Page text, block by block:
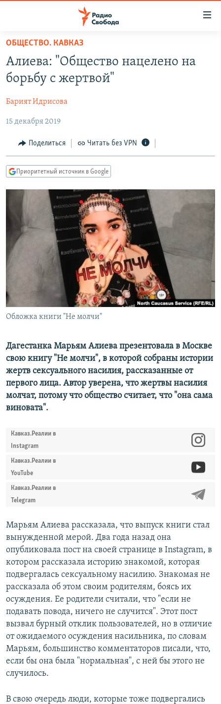
упрощенного
доступа
Вернуться
основному
Вернутся
главной
навигации
Вернутся
поиску
ПРОГРАММЫ
ПОДКАСТЫ
АВТОРСКИЕ ПРОЕКТЫ
ЦИТАТЫ СВОБОДЫ
МНЕНИЯ
КУЛЬТУРА
IDEL.РЕАЛИИ
КАВКАЗ.РЕАЛИИ
СЕВЕР.РЕАЛИИ
СИБИРЬ.РЕАЛИИ
РАСПИСАНИЕ ВЕЩАНИЯ
ПОДПИШИТЕСЬ НА РАССЫЛКУ
СОЦИАЛЬНЫЕ СЕТИ
Все сайты РСЕ/РС
ОБЩЕСТВО. КАВКАЗ
Алиева: "Общество нацелено на
борьбу с жертвой"
Барият Идрисова
15 декабря 2019
Поделиться Читать без VPN
Приоритетный источник в Google
Обложка книги "Не молчи"
Дагестанка Марьям Алиева презентовала в Москве
свою книгу "Не молчи", в которой собраны истории
жертв сексуального насилия, рассказанные от
первого лица. Автор уверена, что жертвы насилия
молчат, потому что общество считает, что "она сама
виновата".
Кавказ.Реалии в
Instagram
Кавказ.Реалии в
YouTube
Кавказ.Реалии в
Telegram
Марьям Алиева рассказала, что выпуск книги стал
вынужденной мерой. Два года назад она
опубликовала пост на своей странице в Instagram, в
котором рассказала историю знакомой, которая
подвергалась сексуальному насилию. Знакомая не
рассказала об этом своим родителям, боясь их
осуждения. Ее родители считали, что "если не
подавать повода, ничего не случится". Этот пост
вызвал бурный отклик пользователей, но в отличие
от ожидаемого осуждения насильника, по словам
Марьям, большинство комментаторов писали, что,
если бы она была "нормальная", с ней бы этого не
случилось.
В свою очередь люди, которые тоже подвергались